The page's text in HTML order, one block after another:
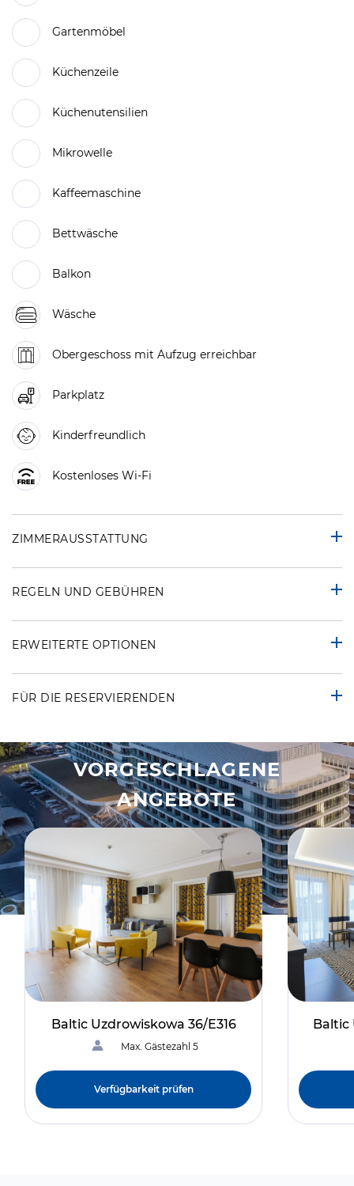
Gartenmöbel
Küchenzeile
Küchenutensilien
Mikrowelle
Kaffeemaschine
Bettwäsche
Balkon
Wäsche
Obergeschoss mit Aufzug erreichbar
Parkplatz
Kinderfreundlich
Kostenloses Wi-Fi
ZIMMERAUSSTATTUNG
REGELN UND GEBÜHREN
ERWEITERTE OPTIONEN
FÜR DIE RESERVIERENDEN
VORGESCHLAGENE
ANGEBOTE
Baltic Uzdrowiskowa 36/E316
Max. Gästezahl 5
Verfügbarkeit prüfen
Baltic